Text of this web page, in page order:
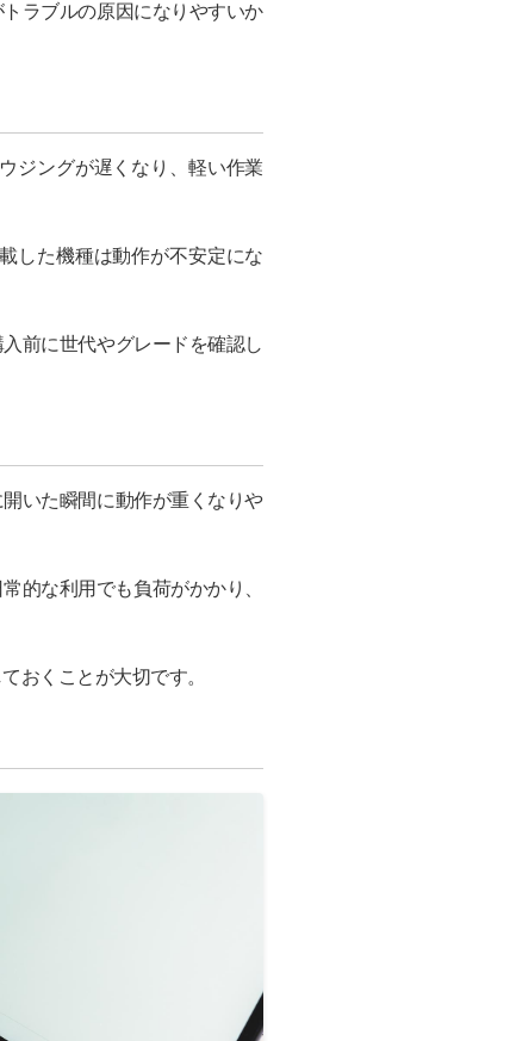
ラブルの原因になりやすいか
ジングが遅くなり、軽い作業
した機種は動作が不安定にな
前に世代やグレードを確認し
いた瞬間に動作が重くなりや
的な利用でも負荷がかかり、
おくことが大切です。